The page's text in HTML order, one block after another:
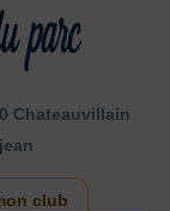
Chateauvillain
club